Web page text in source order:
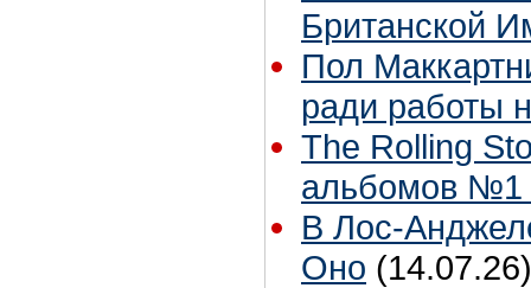
Британской
Пол
ради работы
The Rolling
альбомов №1
В Лос-
Оно (14.07.26)